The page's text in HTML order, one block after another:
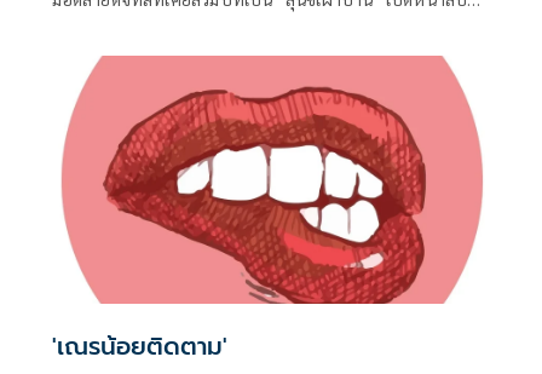
กระทรวงดิจิทัลเพื่อเศรษฐกิจและสังคม (ดีอี)
'เณรน้อยติดตาม'